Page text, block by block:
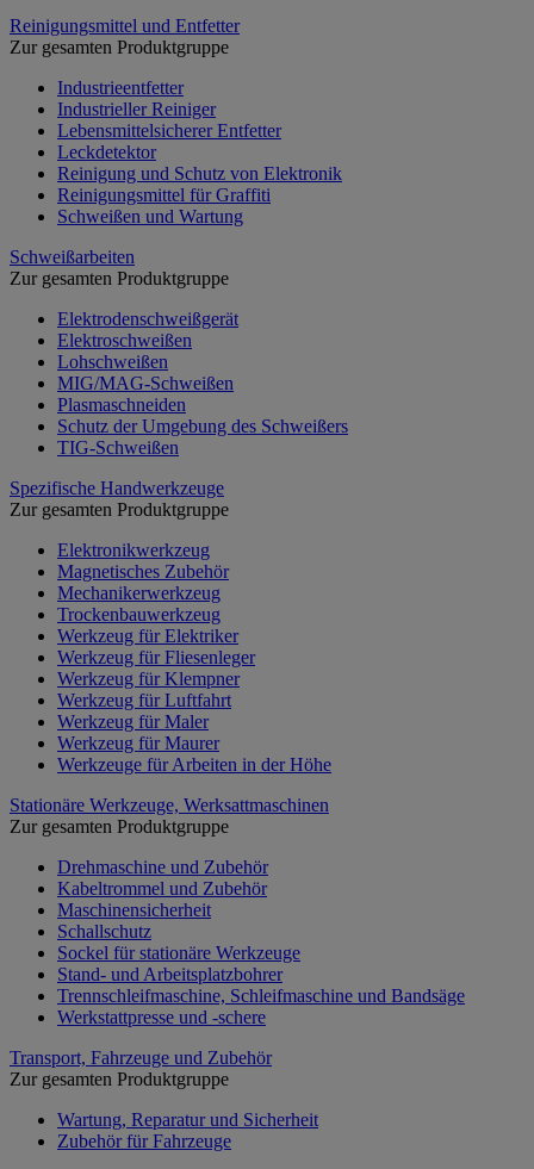
Reinigungsmittel und Entfetter
Zur gesamten Produktgruppe
Industrieentfetter
Industrieller Reiniger
Lebensmittelsicherer Entfetter
Leckdetektor
Reinigung und Schutz von Elektronik
Reinigungsmittel für Graffiti
Schweißen und Wartung
Schweißarbeiten
Zur gesamten Produktgruppe
Elektrodenschweißgerät
Elektroschweißen
Lohschweißen
MIG/MAG-Schweißen
Plasmaschneiden
Schutz der Umgebung des Schweißers
TIG-Schweißen
Spezifische Handwerkzeuge
Zur gesamten Produktgruppe
Elektronikwerkzeug
Magnetisches Zubehör
Mechanikerwerkzeug
Trockenbauwerkzeug
Werkzeug für Elektriker
Werkzeug für Fliesenleger
Werkzeug für Klempner
Werkzeug für Luftfahrt
Werkzeug für Maler
Werkzeug für Maurer
Werkzeuge für Arbeiten in der Höhe
Stationäre Werkzeuge, Werksattmaschinen
Zur gesamten Produktgruppe
Drehmaschine und Zubehör
Kabeltrommel und Zubehör
Maschinensicherheit
Schallschutz
Sockel für stationäre Werkzeuge
Stand- und Arbeitsplatzbohrer
Trennschleifmaschine, Schleifmaschine und Bandsäge
Werkstattpresse und -schere
Transport, Fahrzeuge und Zubehör
Zur gesamten Produktgruppe
Wartung, Reparatur und Sicherheit
Zubehör für Fahrzeuge